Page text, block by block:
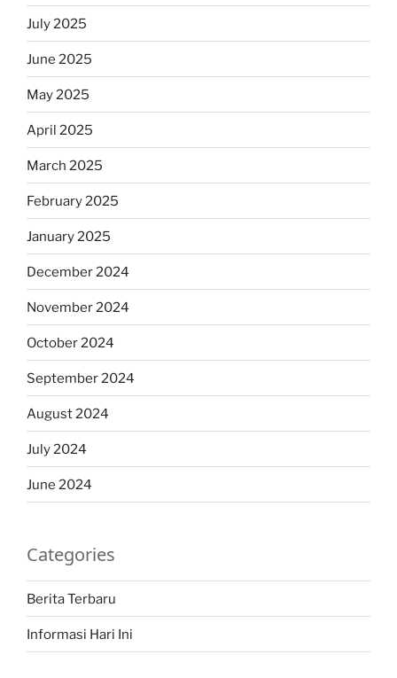
July 2025
June 2025
May 2025
April 2025
March 2025
February 2025
January 2025
December 2024
November 2024
October 2024
September 2024
August 2024
July 2024
June 2024
Categories
Berita Terbaru
Informasi Hari Ini